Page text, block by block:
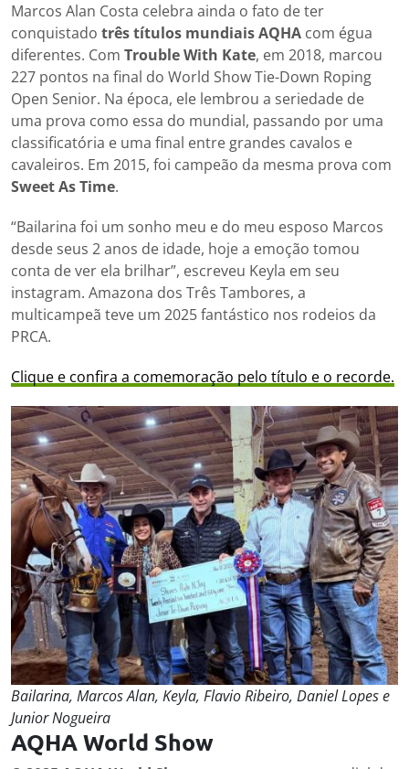
Marcos Alan Costa celebra ainda o fato de ter
conquistado três títulos mundiais AQHA com égua
diferentes. Com Trouble With Kate, em 2018, marcou
227 pontos na final do World Show Tie-Down Roping
Open Senior. Na época, ele lembrou a seriedade de
uma prova como essa do mundial, passando por uma
classificatória e uma final entre grandes cavalos e
cavaleiros. Em 2015, foi campeão da mesma prova com
Sweet As Time.
“Bailarina foi um sonho meu e do meu esposo Marcos
desde seus 2 anos de idade, hoje a emoção tomou
conta de ver ela brilhar”, escreveu Keyla em seu
instagram. Amazona dos Três Tambores, a
multicampeã teve um 2025 fantástico nos rodeios da
PRCA.
Clique e confira a comemoração pelo título e o recorde.
Bailarina, Marcos Alan, Keyla, Flavio Ribeiro, Daniel Lopes e
Junior Nogueira
AQHA World Show